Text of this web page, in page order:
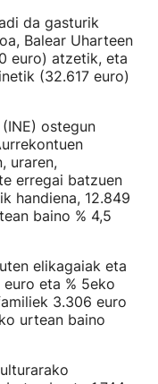
da gasturik
Balear Uharteen
euro) atzetik, eta
(32.617 euro)
ostegun
uraren,
erregai batzuen
handiena, 12.849
baino % 4,5
elikagaiak eta
eta % 5eko
3.306 euro
urtean baino